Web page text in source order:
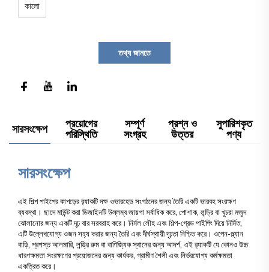
কালো
তথ্য জানতে
সারসংক্ষেপ
প্রয়োগের
পরিস্থিতি
সম্পূর্ণ
সংগ্রহ
প্রশ্ন ও
উত্তর
সুপারিশকৃত
পণ্য
সারসংক্ষেপ
এই শিল্প পাইপের কাপড়ের র‍্যাকটি দক্ষ ওভারহেড সংগঠনের জন্য তৈরি একটি ভারবহ সংরক্ষণ
ব্যবস্থা। ছাদে মাউন্ট করা ডিজাইনটি উল্লম্ব জায়গা সর্বাধিক করে, পোশাক, লন্ড্রি বা খুচরা মজুদ
ঝোলানোর জন্য একটি দৃঢ় বার সরবরাহ করে। নির্মল লৌহ এবং শিল্প-গ্রেড পাইপিং দিয়ে নির্মিত,
এটি উল্লেখযোগ্য ওজন সহ্য করার জন্য তৈরি এবং দীর্ঘস্থায়ী দৃঢ়তা নিশ্চিত করে। ওপেন-প্ল্যান
বাড়ি, প্রশস্ত আলমারি, লন্ড্রি রুম বা বাণিজ্যিক স্থানের জন্য আদর্শ, এই র‍্যাকটি যে কোনও উচ্চ
ধারণক্ষমতা সংরক্ষণের প্রয়োজনের জন্য কার্যকর, গ্রামীণ শৈলী এবং নির্ভরযোগ্য কর্মক্ষমতা
একত্রিত করে।